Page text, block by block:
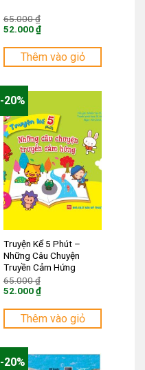
65.000₫
65.000 ₫.
52.000₫
hiện
là:
Thêm vào giỏ
-20%
Truyện Kể 5 Phút –
Những Câu Chuyện
Truyền Cảm Hứng
65.000₫
65.000 ₫.
52.000₫
hiện
là:
Thêm vào giỏ
-20%